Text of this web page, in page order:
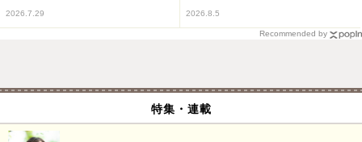
2026.7.29 2026.8.5
Recommended by
特集・連載